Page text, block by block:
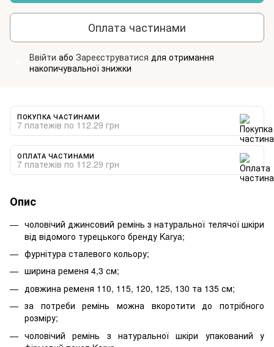
Оплата частинами
Ввійти або Зареєструватися для отримання
накопичувальної знижки
ПОКУПКА ЧАСТИНАМИ
7 платежів по 112.29 грн
ОПЛАТА ЧАСТИНАМИ
7 платежів по 112.29 грн
Опис
чоловічий джинсовий ремінь з натуральної телячої шкіри
від відомого турецького бренду Karya;
фурнітура сталевого кольору;
ширина ременя 4,3 см;
довжина ременя 110, 115, 120, 125, 130 та 135 см;
за потреби ремінь можна вкоротити до потрібного
розміру;
чоловічий ремінь з натуральної шкіри упакований у